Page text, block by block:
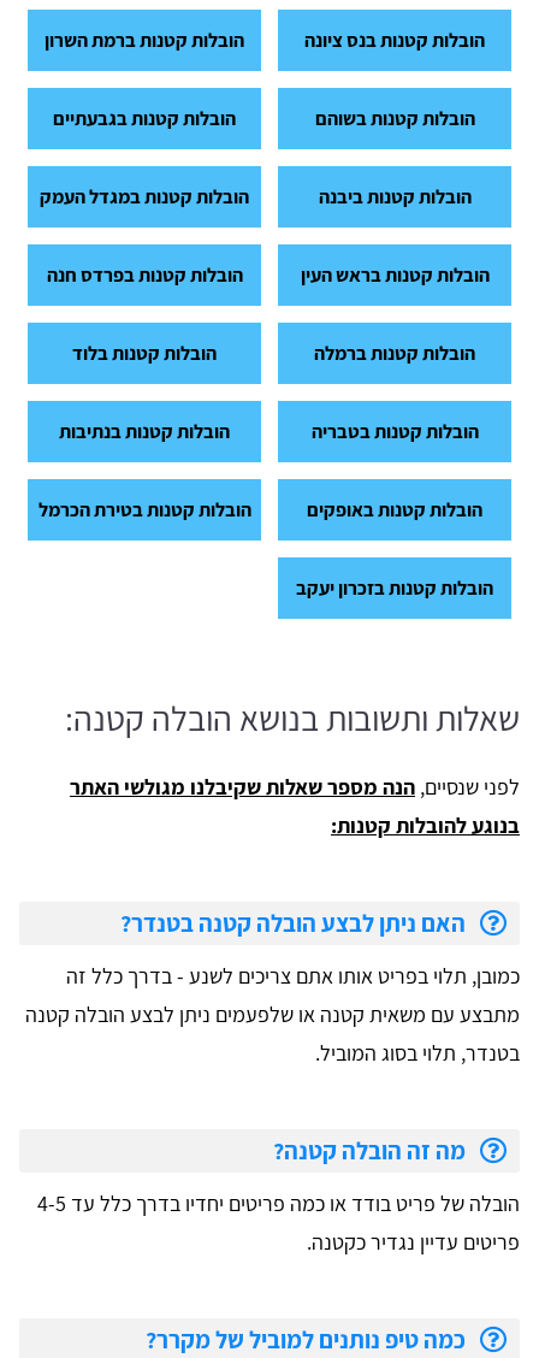
הובלות קטנות בנס ציונה הובלות קטנות ברמת השרון
הובלות קטנות בשוהם הובלות קטנות בגבעתיים
הובלות קטנות ביבנה הובלות קטנות במגדל העמק
הובלות קטנות בראש העין הובלות קטנות בפרדס חנה
הובלות קטנות ברמלה הובלות קטנות בלוד
הובלות קטנות בטבריה הובלות קטנות בנתיבות
הובלות קטנות באופקים הובלות קטנות בטירת הכרמל
הובלות קטנות בזכרון יעקב
שאלות ותשובות בנושא הובלה קטנה:
לפני שנסיים, הנה מספר שאלות שקיבלנו מגולשי האתר
בנוגע להובלות קטנות:
האם ניתן לבצע הובלה קטנה בטנדר?
כמובן, תלוי בפריט אותו אתם צריכים לשנע - בדרך כלל זה
מתבצע עם משאית קטנה או שלפעמים ניתן לבצע הובלה קטנה
בטנדר, תלוי בסוג המוביל.
מה זה הובלה קטנה?
הובלה של פריט בודד או כמה פריטים יחדיו בדרך כלל עד 4-5
פריטים עדיין נגדיר כקטנה.
כמה טיפ נותנים למוביל של מקרר?